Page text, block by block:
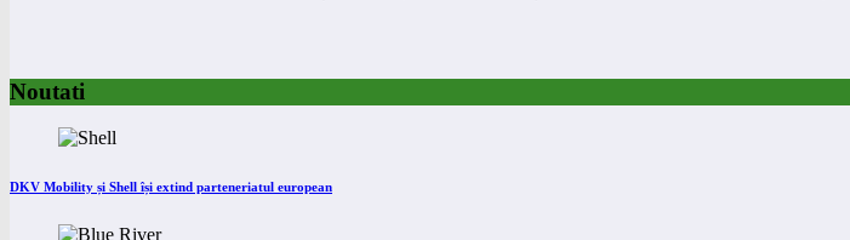
Noutati
DKV Mobility și Shell își extind parteneriatul european